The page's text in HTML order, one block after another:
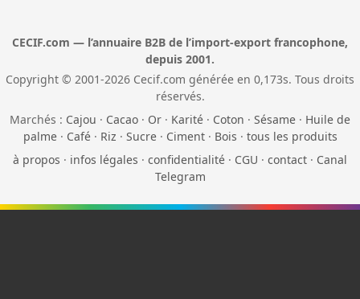
CECIF.com — l’annuaire B2B de l’import-export francophone,
depuis 2001.
Copyright © 2001-2026 Cecif.com générée en 0,173s. Tous droits
réservés.
Marchés : Cajou · Cacao · Or · Karité · Coton · Sésame · Huile de
palme· Café· Riz · Sucre· Ciment· Bois · tous les produits
à propos · infos légales · confidentialité · CGU · contact · Canal
Telegram